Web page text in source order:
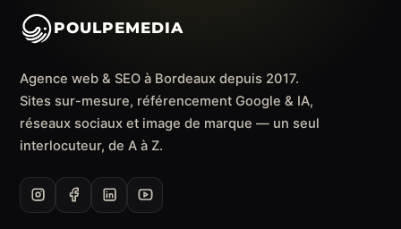
POULPEMEDIA
Agence web & SEO à Bordeaux depuis 2017.
Sites sur-mesure, référencement Google & IA,
réseaux sociaux et image de marque — un seul
interlocuteur, de A à Z.